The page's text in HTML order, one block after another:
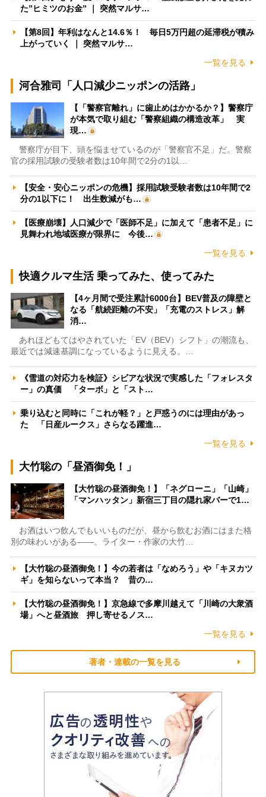
た”ヒミツのお金” ｜ 突然マルサ…
【第8回】年利はなんと14.6％！ 毎日5万円超の延滞税が積み
上がっていく ｜ 突然マルサ…
一覧を見る
河合雅司「人口減少ニッポンの活路」
【「警察官離れ」に歯止めはかかるか？】警察庁
が本気で取り組む「警察組織の構造改革」 実
現…
警察庁が目下、頭を悩ませているのが「警察官不足」だ。警察
官の採用試験の受験者数は10年間で2分の1以…
【安全・安心ニッポンの危機】採用試験受験者数は10年間で2
分の1以下に！ 出生数減がも…
【医療崩壊】人口減少で「医師不足」に加えて「患者不足」に
見舞われ地域医療が限界に 今後…
一覧を見る
快適クルマ生活 乗ってみた、使ってみた
【4ヶ月間で受注累計6000台】BEV普及の障壁と
なる「航続距離の不安」「充電のストレス」解
消…
あれほどもてはやされていた「EV（BEV）シフト」の潮流も、
最近では減速基調になっているように見える。…
《雪道の対応力を検証》シビアな状況で実感した「フォレスタ
ー」の真価 「ターボ」と「スト…
乗り込むと同時に「これが軽？」と戸惑うのには理由があっ
た 「日産ルークス」さらなる躍進…
一覧を見る
大竹聡の「昼酒御免！」
【大竹聡の昼酒御免！】「ネグローニ」「山崎」
「マンハッタン」新宿三丁目の隠れ家バーで1…
お酒はいつ飲んでもいいものだが、昼から飲むお酒にはまた格
別の味わいがある――。ライター・作家の大竹…
【大竹聡の昼酒御免！】今の若者は「なめろう」や「キヌカツ
ギ」を知らないって本当？ 昔の…
【大竹聡の昼酒御免！】京急線で多摩川越えて「川崎の大衆酒
場」へと昼酒旅 押し寄せるノス…
一覧を見る
著者・連載の一覧を見る